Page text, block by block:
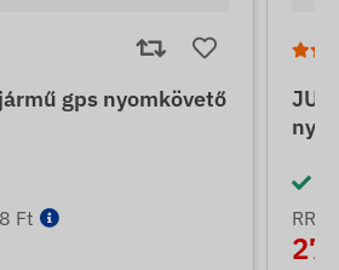
gps nyomkövető
Ft